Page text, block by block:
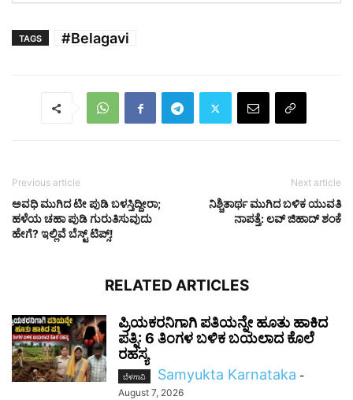
TAGS #Belagavi
Previous article
ಅವಧಿ ಮುಗಿದ ಟೀ ಪುಡಿ ಬಳಸ್ತಿದ್ದೀರಾ;
ಹಳೆಯ ಚಹಾ ಪುಡಿ ಗುರುತಿಸುವುದು
ಹೇಗೆ? ಇಲ್ಲಿವೆ ಬೆಸ್ಟ್ ಟಿಪ್ಸ್!
Next article
ನಿಶ್ಚಿತಾರ್ಥ ಮುಗಿದ ಬಳಿಕ ಯುವತಿ
ನಾಪತ್ತೆ: ಲವ್ ಜಿಹಾದ್ ಶಂಕೆ
RELATED ARTICLES
ಪ್ರಿಯಕರನಿಗಾಗಿ ಪತಿಯನ್ನೇ ಹೂತು ಹಾಕಿದ
ಪತ್ನಿ: 6 ತಿಂಗಳ ಬಳಿಕ ಬಯಲಾದ ಕೊಲೆ
ರಹಸ್ಯ
ಬೆಳಗಾವಿ Samyukta Karnataka -
August 7, 2026